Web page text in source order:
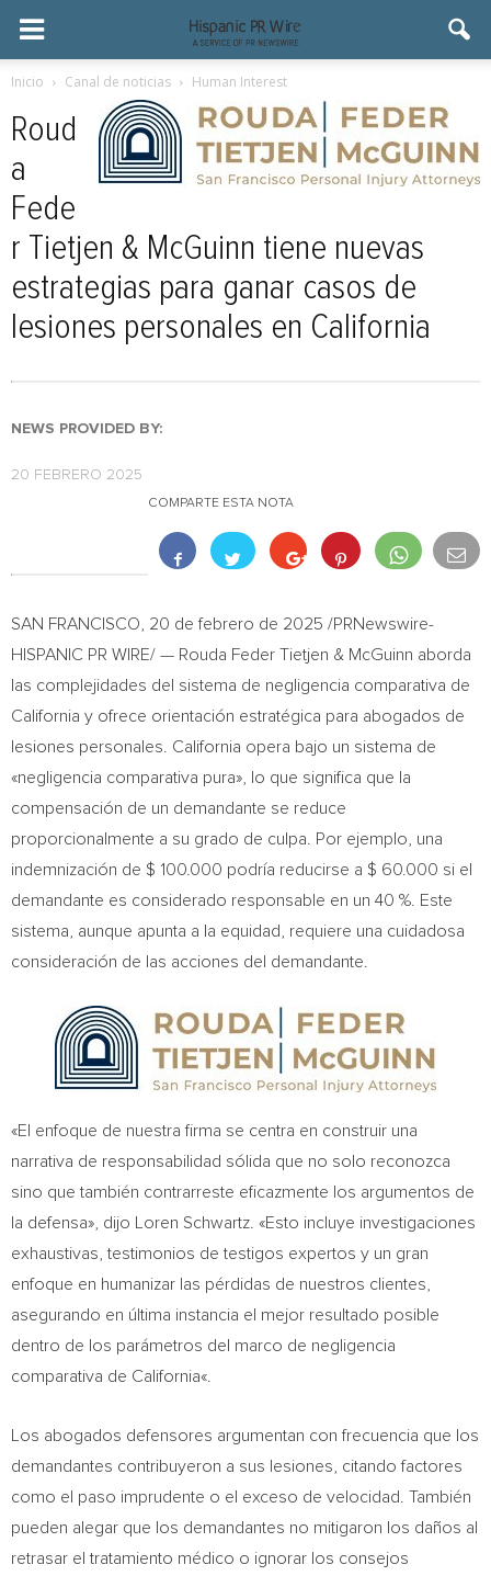
Inicio Canal de noticias Human Interest
Roud
a
Fede
r Tietjen & McGuinn tiene nuevas
estrategias para ganar casos de
lesiones personales en California
NEWS PROVIDED BY:
20 FEBRERO 2025
COMPARTE ESTA NOTA
SAN FRANCISCO 20 de febrero de 2025 /PRNewswire-
HISPANIC PR WIRE/ — Rouda Feder Tietjen & McGuinn aborda
las complejidades del sistema de negligencia comparativa de
California y ofrece orientación estratégica para abogados de
lesiones personales. California opera bajo un sistema de
«negligencia comparativa pura», lo que significa que la
compensación de un demandante se reduce
proporcionalmente a su grado de culpa. Por ejemplo, una
indemnización de $ 100.000 podría reducirse a $ 60.000 si el
demandante es considerado responsable en un 40 %. Este
sistema, aunque apunta a la equidad, requiere una cuidadosa
consideración de las acciones del demandante.
«El enfoque de nuestra firma se centra en construir una
narrativa de responsabilidad sólida que no solo reconozca
sino que también contrarreste eficazmente los argumentos de
la defensa», dijo
Loren Schwartz . «Esto incluye investigaciones
exhaustivas, testimonios de testigos expertos y un gran
enfoque en humanizar las pérdidas de nuestros clientes,
asegurando en última instancia el mejor resultado posible
dentro de los parámetros del marco de negligencia
comparativa de California«.
Los abogados defensores argumentan con frecuencia que los
demandantes contribuyeron a sus lesiones, citando factores
como el paso imprudente o el exceso de velocidad. También
pueden alegar que los demandantes no mitigaron los daños al
retrasar el tratamiento médico o ignorar los consejos